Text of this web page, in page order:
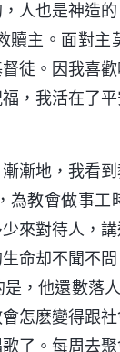
人也是神造
主。面對
徒。因我喜
，我活在了
漸地，我看
教會做事
來對待人，
命却不聞不
，他還數
怎麽變得跟
了。每周去